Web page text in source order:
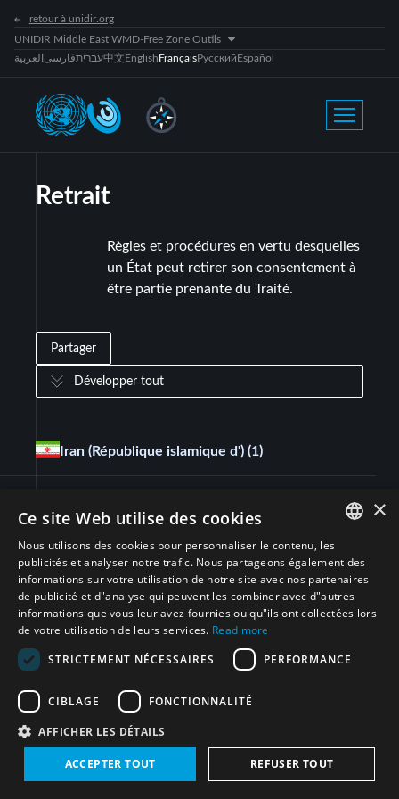
retour à unidir.org
UNIDIR Middle East WMD-Free Zone Outils
العربية فارسیעברית中文EnglishFrançaisРусскийEspañol
Retrait
Règles et procédures en vertu desquelles
un État peut retirer son consentement à
être partie prenante du Traité.
Partager
Développer tout
Iran (République islamique d') (1)
Abonnez-vous à la newsletter du projet Middle East
WMD-Free Zone
ENGLISH
ARABIC
PERSIAN
×
Ce site Web utilise des cookies
Nous utilisons des cookies pour personnaliser le contenu, les
publicités et analyser notre trafic. Nous partageons également des
informations sur votre utilisation de notre site avec nos partenaires
de publicité et d"analyse qui peuvent les combiner avec d"autres
informations que vous leur avez fournies ou qu"ils ont collectées lors
de votre utilisation de leurs services. Read more
STRICTEMENT NÉCESSAIRES
PERFORMANCE
CIBLAGE FONCTIONNALITÉ
AFFICHER LES DÉTAILS
ACCEPTER TOUT REFUSER TOUT